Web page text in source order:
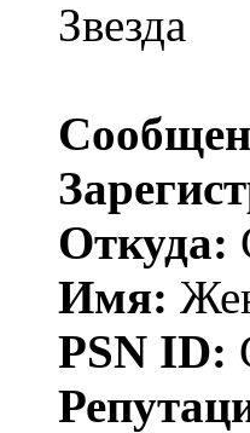
Звезда
Откуда:
Имя:
PSN ID: